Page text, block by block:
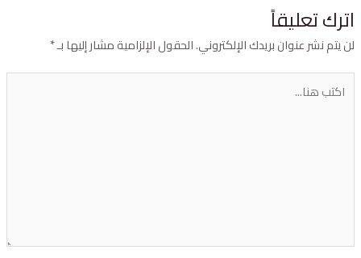
تعليقاً
يتم نشر عنوان بريدك الإلكتروني.الحقول الإلزامية مشار إليها بـ*